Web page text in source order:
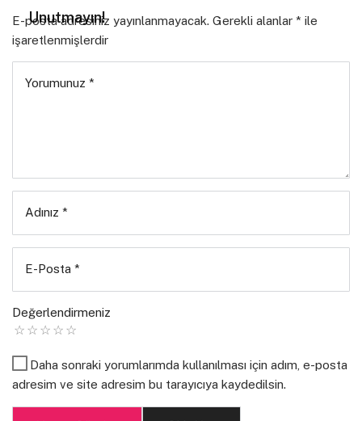
Söylenmemiş yeni olan
Hiçbir şey yok
Yağmur ayağınıza taş değil
Unutmayın!
E-posta adresiniz yayınlanmayacak. Gerekli alanlar * ile
işaretlenmişlerdir
Yorumunuz *
Adınız *
E-Posta *
Değerlendirmeniz
Daha sonraki yorumlarımda kullanılması için adım, e-posta
adresim ve site adresim bu tarayıcıya kaydedilsin.